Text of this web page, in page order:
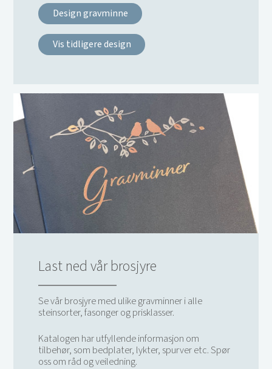
Design gravminne
Vis tidligere design
Last ned vår brosjyre
Se vår brosjyre med ulike gravminner i alle
steinsorter, fasonger og prisklasser.
Katalogen har utfyllende informasjon om
tilbehør, som bedplater, lykter, spurver etc. Spør
oss om råd og veiledning.